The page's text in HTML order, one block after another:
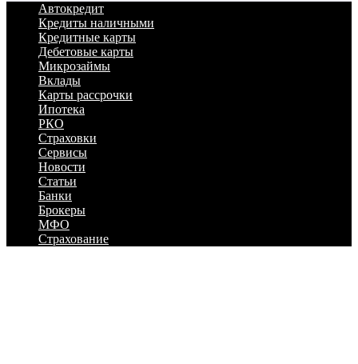
Автокредит
Кредиты наличными
Кредитные карты
Дебетовые карты
Микрозаймы
Вклады
Карты рассрочки
Ипотека
РКО
Страховки
Сервисы
Новости
Статьи
Банки
Брокеры
МФО
Страхование